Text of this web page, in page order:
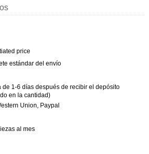
price
estándar del envío
de 1-6 días después de recibir el depósito
en la cantidad)
Union, Paypal
al mes